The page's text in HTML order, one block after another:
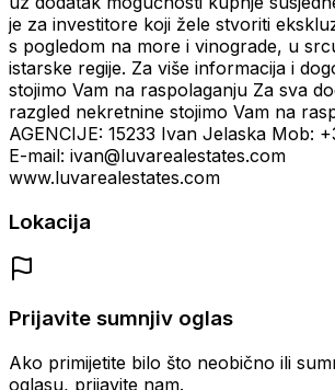
je za investitore koji žele stvoriti
s pogledom na more i vinograde, u
istarske regije. Za više informacija i
stojimo Vam na raspolaganju Za sva
razgled nekretnine stojimo Vam na
AGENCIJE: 15233 Ivan Jelaska Mob:
E-mail: ivan@luvarealestates.com
www.luvarealestates.com
Lokacija
Prijavite sumnjiv oglas
Ako primijetite bilo što neobično ili
oglasu, prijavite nam.